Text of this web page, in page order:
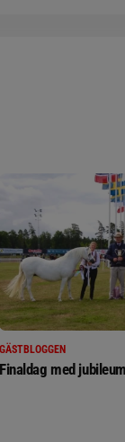
GÄSTBLOGGEN
Finaldag med